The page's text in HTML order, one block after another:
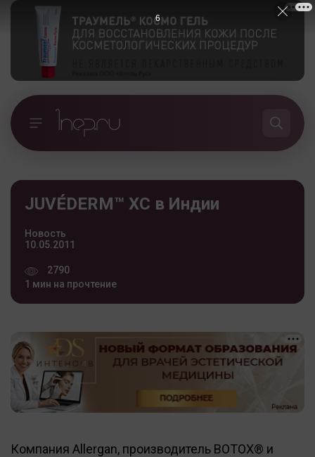
JUVÉDERM™ XC в Индии
Новость
10.05.2011
2790
1 мин на прочтение
Компания Allergan, производитель BOTOX® и
5